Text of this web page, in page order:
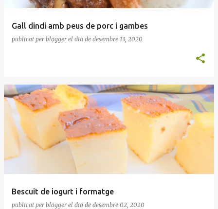
Gall dindi amb peus de porc i gambes
publicat per blogger el dia de desembre 13, 2020
Bescuit de iogurt i formatge
publicat per blogger el dia de desembre 02, 2020